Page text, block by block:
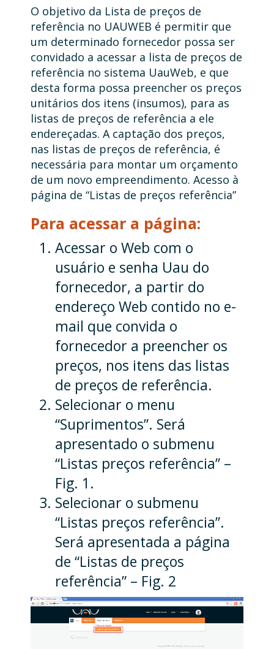
O objetivo da Lista de preços de
referência no UAUWEB é permitir que
um determinado fornecedor possa ser
convidado a acessar a lista de preços de
referência no sistema UauWeb, e que
desta forma possa preencher os preços
unitários dos itens (insumos), para as
listas de preços de referência a ele
endereçadas. A captação dos preços,
nas listas de preços de referência, é
necessária para montar um orçamento
de um novo empreendimento. Acesso à
página de “Listas de preços referência”
Para acessar a página:
Acessar o Web com o
usuário e senha Uau do
fornecedor, a partir do
endereço Web contido no e-
mail que convida o
fornecedor a preencher os
preços, nos itens das listas
de preços de referência.
Selecionar o menu
“Suprimentos”. Será
apresentado o submenu
“Listas preços referência” –
Fig. 1.
Selecionar o submenu
“Listas preços referência”.
Será apresentada a página
de “Listas de preços
referência” – Fig. 2